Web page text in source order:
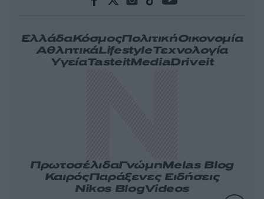
ΕλλάδαΚόσμοςΠολιτικήΟικονομία
ΑθλητικάLifestyleΤεχνολογία
ΥγείαTasteitMediaDriveit
ΠρωτοσέλιδαΓνώμηMelas Blog
ΚαιρόςΠαράξενες Ειδήσεις
Nikos BlogVideos